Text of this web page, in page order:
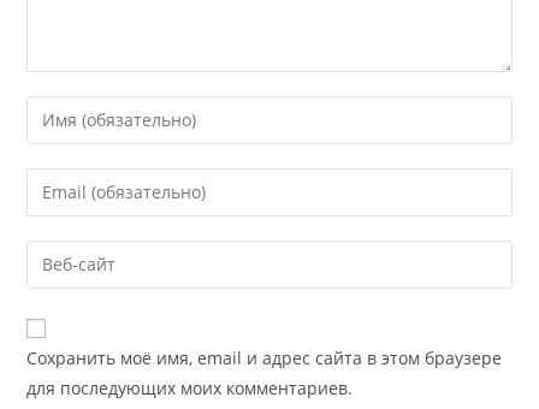
Сохранить моё имя, email и адрес сайта в этом браузере
для последующих моих комментариев.